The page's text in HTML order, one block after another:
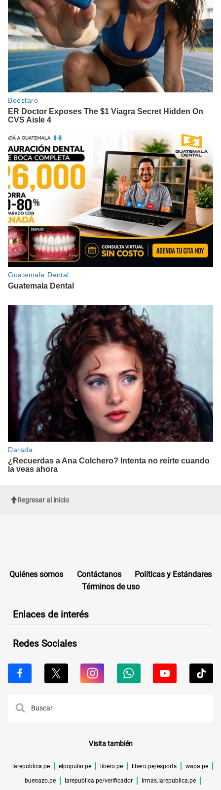
Regresar al inicio
Quiénes somos Contáctanos
Políticas y Estándares
Términos de uso
Enlaces de interés
Redes Sociales
Visita también
larepublica.pe elpopular.pe libero.pe libero.pe/esports wapa.pe
buenazo.pe larepublica.pe/verificador lrmas.larepublica.pe